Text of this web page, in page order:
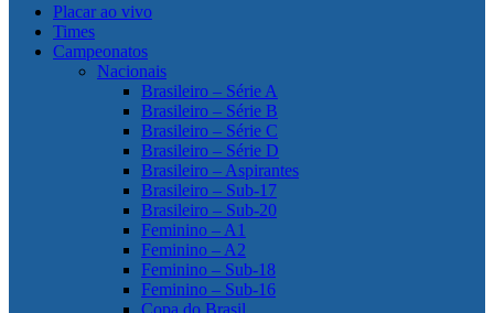
Placar ao vivo
Times
Campeonatos
Nacionais
Brasileiro – Série A
Brasileiro – Série B
Brasileiro – Série C
Brasileiro – Série D
Brasileiro – Aspirantes
Brasileiro – Sub-17
Brasileiro – Sub-20
Feminino – A1
Feminino – A2
Feminino – Sub-18
Feminino – Sub-16
Copa do Brasil